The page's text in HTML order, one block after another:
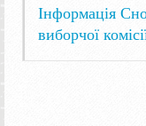
Інформація
виборчої